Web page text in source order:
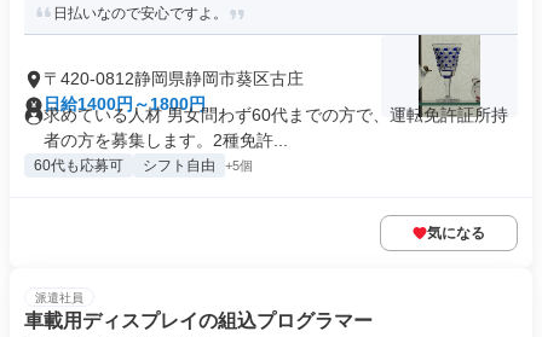
日払いなので安心ですよ。
〒420-0812静岡県静岡市葵区古庄
日給1400円～1800円
求めている人材 男女問わず60代までの方で、運転免許証所持
者の方を募集します。2種免許...
60代も応募可 シフト自由 +5個
気になる
派遣社員
車載用ディスプレイの組込プログラマー